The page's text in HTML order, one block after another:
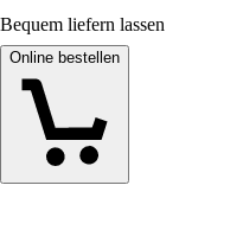
Bequem liefern lassen
Online bestellen